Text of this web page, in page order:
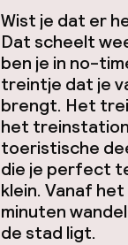
Wist je dat er
Dat scheelt
ben je in no-
treintje dat je
brengt. Het
het treinstation
toeristische
die je perfect
klein. Vanaf
minuten
de stad ligt.